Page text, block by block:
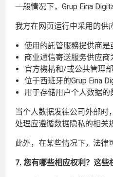
一般情况下，Grup Eina
我方在网页运行中采用的供
使用的託管服務提供商是
商业通信寄送服务供应商
官方機構和/或公共管理
位于西班牙的Grup Eina
用于存储用户个人数据的
当个人数据发往公司外部时
处理应遵循数据隐私的相关
此外，在某些情况下，法律
7. 您有哪些相应权利？这些